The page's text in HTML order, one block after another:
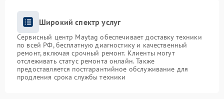
Широкий спектр услуг
Сервисный центр Maytag обеспечивает доставку техники
по всей РФ, бесплатную диагностику и качественный
ремонт, включая срочный ремонт. Клиенты могут
отслеживать статус ремонта онлайн. Также
предоставляется постгарантийное обслуживание для
продления срока службы техники